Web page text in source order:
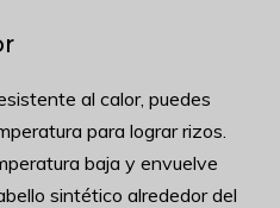
al calor, puedes
para lograr rizos.
baja y envuelve
sintético alrededor del